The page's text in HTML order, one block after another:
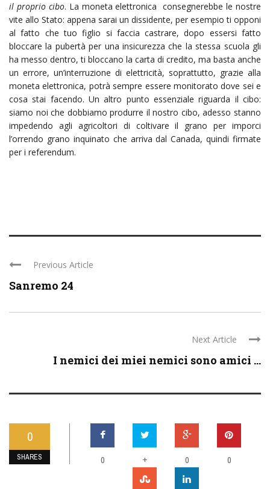
il proprio cibo. La moneta elettronica consegnerebbe le nostre
vite allo Stato: appena sarai un dissidente, per esempio ti opponi
al fatto che tuo figlio si faccia castrare, dopo essersi fatto
bloccare la pubertà per una insicurezza che la stessa scuola gli
ha messo dentro, ti bloccano la carta di credito, ma basta anche
un errore, un’interruzione di elettricità, soprattutto, grazie alla
moneta elettronica, potrà sempre essere monitorato dove sei e
cosa stai facendo. Un altro punto essenziale riguarda il cibo:
siamo noi che dobbiamo produrre il nostro cibo, adesso stanno
impedendo agli agricoltori di coltivare il grano per imporci
l’orrendo grano inquinato che arriva dal Canada, quindi firmate
per i referendum.
Previous Article
Sanremo 24
Next Article
I nemici dei miei nemici sono amici ...
0
SHARES 0 + 0 0